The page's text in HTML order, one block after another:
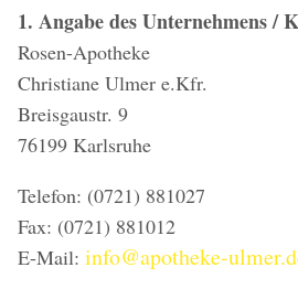
1. Angabe des Unternehmens /
Rosen-Apotheke
Christiane Ulmer e.Kfr.
Breisgaustr. 9
76199 Karlsruhe
Telefon: (0721) 881027
Fax: (0721) 881012
E-Mail: info@apotheke-